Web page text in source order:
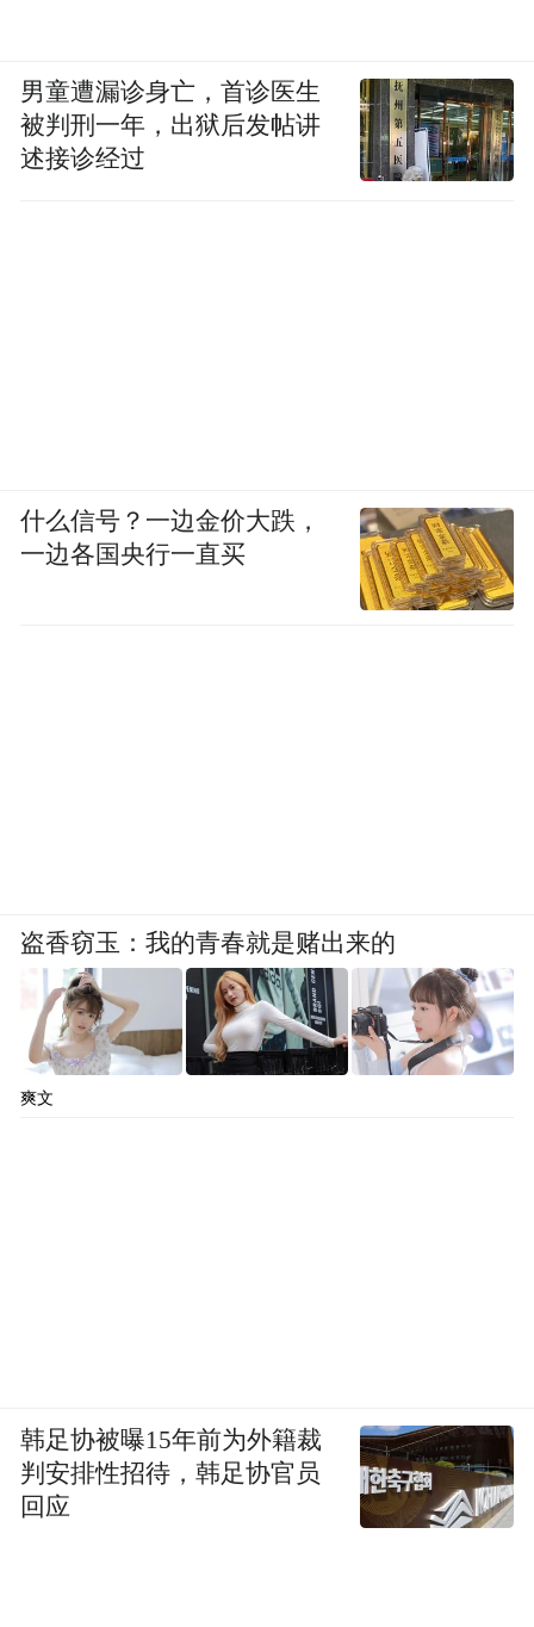
男童遭漏诊身亡，首诊医生
被判刑一年，出狱后发帖讲
述接诊经过
什么信号？一边金价大跌，
一边各国央行一直买
盗香窃玉：我的青春就是赌出来的
爽文
韩足协被曝15年前为外籍裁
判安排性招待，韩足协官员
回应